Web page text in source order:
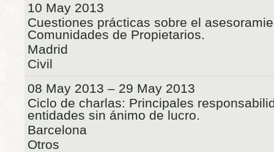
10 May 2013
Cuestiones prácticas sobre el
Comunidades de Propietarios.
Madrid
Civil
08 May 2013 – 29 May 2013
Ciclo de charlas: Principales
entidades sin ánimo de lucro.
Barcelona
Otros